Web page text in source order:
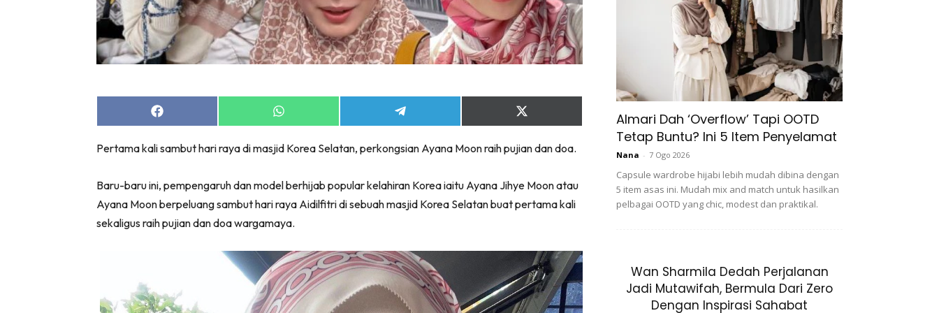
Share
on
Share
on
Share
on
Share
on
(Twitter)
Pertama kali sambut hari raya di masjid Korea Selatan, perkongsian Ayana Moon raih pujian dan doa.
Baru-baru ini, pempengaruh dan model berhijab popular kelahiran Korea iaitu Ayana Jihye Moon atau
Ayana Moon berpeluang sambut hari raya Aidilfitri di sebuah masjid Korea Selatan buat pertama kali
sekaligus raih pujian dan doa wargamaya.
Almari Dah ‘Overflow’ Tapi OOTD
Tetap Buntu? Ini 5 Item Penyelamat
Nana - 7 Ogo 2026
Capsule wardrobe hijabi lebih mudah dibina dengan
5 item asas ini. Mudah mix and match untuk hasilkan
pelbagai OOTD yang chic, modest dan praktikal.
Wan Sharmila Dedah Perjalanan
Jadi Mutawifah, Bermula Dari Zero
Dengan Inspirasi Sahabat